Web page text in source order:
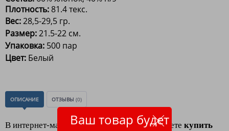
Ваш товар будет
Плотность:81.4 текс.
Вес:28,5-29,5 гр.
Размер:21.5-22 см.
Упаковка: 500 пар
Цвет: Белый
ОПИСАНИЕ ОТЗЫВЫ (0)
В интернет-магазине"ЛидерТекс"Вы можете купить